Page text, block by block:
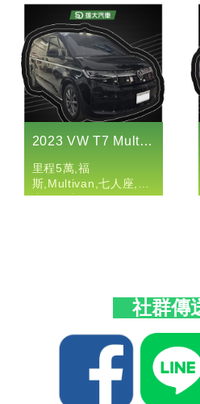
2023 VW T7 Multivan 2.0 七人座
里程5萬,福
斯,Multivan,七人座,原
廠保固中
社群傳